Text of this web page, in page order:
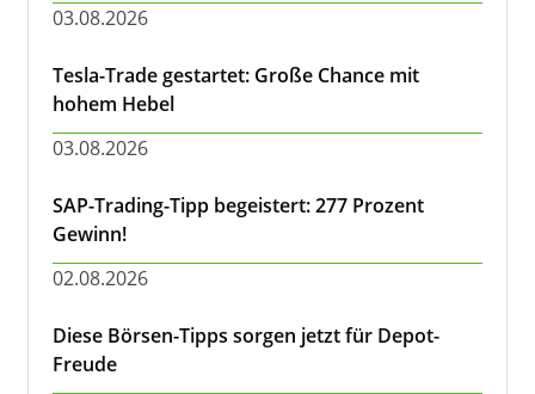
03.08.2026
Tesla-Trade gestartet: Große Chance mit
hohem Hebel
03.08.2026
SAP-Trading-Tipp begeistert: 277 Prozent
Gewinn!
02.08.2026
Diese Börsen-Tipps sorgen jetzt für Depot-
Freude